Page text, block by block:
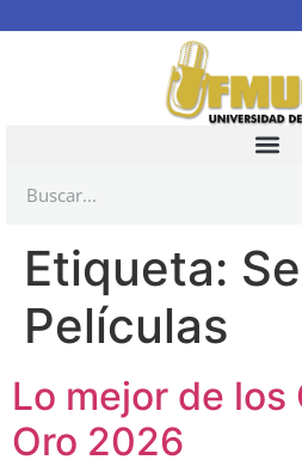
Etiqueta:
Películas
Lo mejor de los
Oro 2026